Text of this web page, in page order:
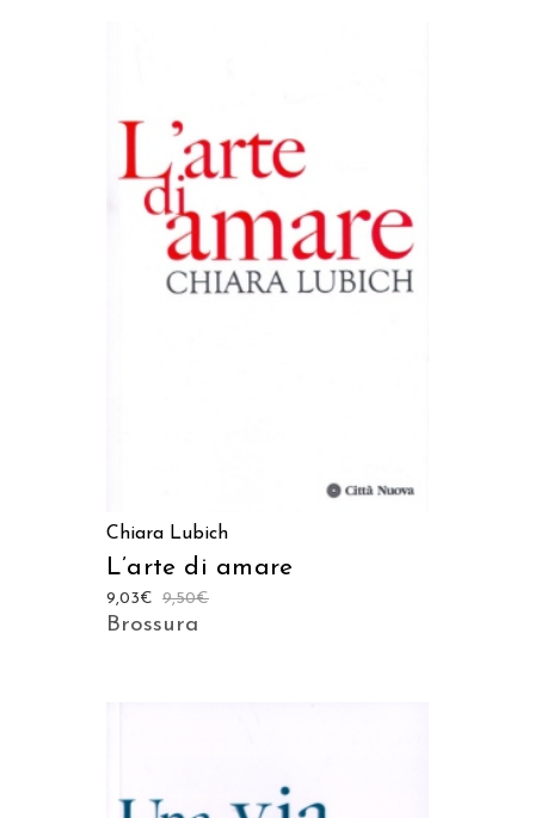
AGGIUNGI AL CARRELLO
Chiara Lubich
L’arte di amare
9,50€
9,03€
Brossura